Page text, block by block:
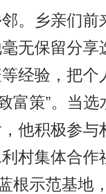
乡亲们前
无保留分享
经验，把个
富策”。当选
他积极参与
村集体合作
根示范基地